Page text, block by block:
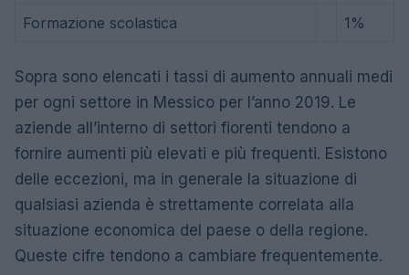
Formazione scolastica 1%
Sopra sono elencati i tassi di aumento annuali medi
per ogni settore in Messico per l’anno 2019. Le
aziende all’interno di settori fiorenti tendono a
fornire aumenti più elevati e più frequenti. Esistono
delle eccezioni, ma in generale la situazione di
qualsiasi azienda è strettamente correlata alla
situazione economica del paese o della regione.
Queste cifre tendono a cambiare frequentemente.